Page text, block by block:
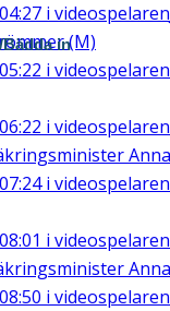
04:27 i videospelaren
(M)
05:22 i videospelaren
06:22 i videospelaren
07:24i videospelaren
08:01 i videospelaren
08:50 i videospelaren
Bädda in